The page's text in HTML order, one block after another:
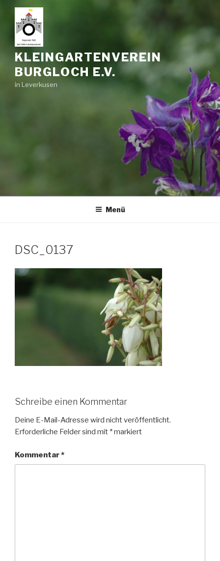
springen
KLEINGARTENVEREIN
BURGLOCH E.V.
in Leverkusen
Menü
DSC_0137
Schreibe einen Kommentar
Deine E-Mail-Adresse wird nicht veröffentlicht.
Erforderliche Felder sind mit *markiert
Kommentar*